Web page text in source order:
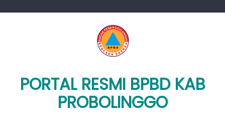
PORTAL RESMI BPBD KAB
PROBOLINGGO